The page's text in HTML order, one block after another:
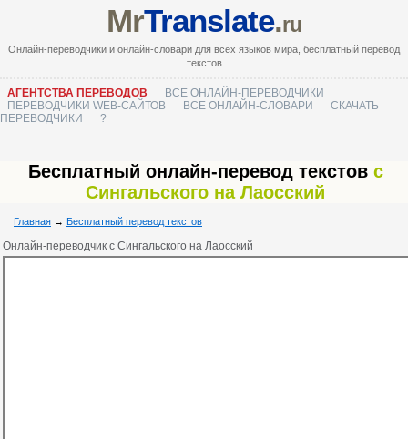
MrTranslate.ru
Онлайн-переводчики и онлайн-словари для всех языков мира, бесплатный перевод
текстов
АГЕНТСТВА ПЕРЕВОДОВ
ВСЕ ОНЛАЙН-ПЕРЕВОДЧИКИ
ПЕРЕВОДЧИКИ WEB-САЙТОВ
ВСЕ ОНЛАЙН-СЛОВАРИ
СКАЧАТЬ
ПЕРЕВОДЧИКИ
?
Бесплатный онлайн-перевод текстов с
Сингальского на Лаосский
Главная → Бесплатный перевод текстов
Онлайн-переводчик с Сингальского на Лаосский